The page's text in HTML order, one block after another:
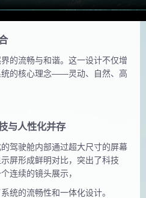
的流畅与和谐。这一设计不仅增
统的核心理念——灵动、自然、高
与人性化并存
驾驶舱内部通过超大尺寸的屏幕
屏形成鲜明对比，突出了科技
连续的镜头展示，
统的流畅性和一体化设计。